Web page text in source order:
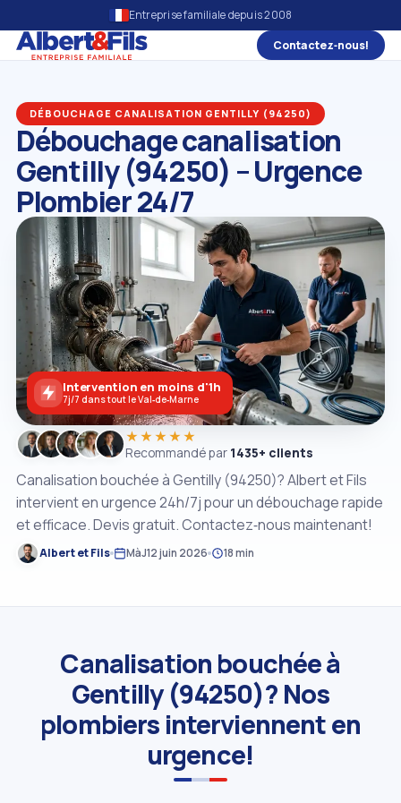
Entreprise familiale depuis 2008
Contactez‑nous!
DÉBOUCHAGE CANALISATION GENTILLY (94250)
Débouchage canalisation
Gentilly (94250) – Urgence
Plombier 24/7
Canalisation bouchée à Gentilly (94250)? Albert et Fils
intervient en urgence 24h/7j pour un débouchage rapide
et efficace. Devis gratuit. Contactez‑nous maintenant!
Albert et Fils MàJ12 juin 2026 18 min
★★★★★
Recommandé par 1435+ clients
Intervention en moins d'1h
7j/7 dans tout le Val‑de‑Marne
Canalisation bouchée à
Gentilly (94250)? Nos
plombiers interviennent en
urgence!